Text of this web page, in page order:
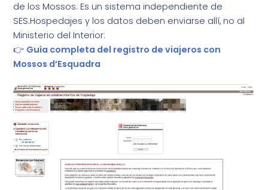
de los Mossos. Es un sistema independiente de
SES.Hospedajes y los datos deben enviarse allí, no al
Ministerio del Interior.
👉 Guía completa del registro de viajeros con
Mossos d’Esquadra